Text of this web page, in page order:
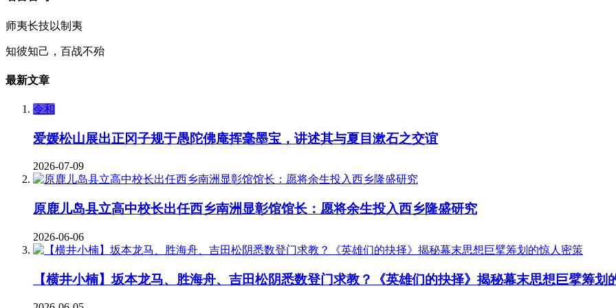
师夷长技以制夷
知彼知己，百战不殆
最新文章
令和
爱媛松山展出正冈子规于愚陀佛庵挥毫墨宝，讲述其与夏目漱石之交谊
2026-07-09
原鹿儿岛县立高中校长出任西乡南洲显彰馆馆长：愿将余生投入西乡隆盛研究
2026-06-06
【横井小楠】坂本龙马、胜海舟、吉田松阴悉数登门求教？《英雄们的抉择》揭秘幕末思想巨擘筹划